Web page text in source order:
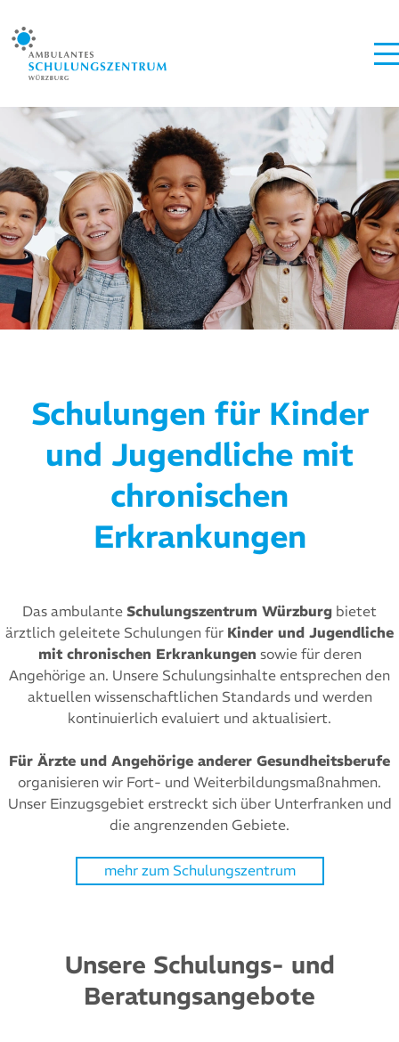
Schulungen für Kinder
und Jugendliche mit
chronischen
Erkrankungen
Das ambulante Schulungszentrum Würzburg bietet
ärztlich geleitete Schulungen für Kinder und Jugendliche
mit chronischen Erkrankungen sowie für deren
Angehörige an. Unsere Schulungsinhalte entsprechen den
aktuellen wissenschaftlichen Standards und werden
kontinuierlich evaluiert und aktualisiert.
Für Ärzte und Angehörige anderer Gesundheitsberufe
organisieren wir Fort- und Weiterbildungsmaßnahmen.
Unser Einzugsgebiet erstreckt sich über Unterfranken und
die angrenzenden Gebiete.
mehr zum Schulungszentrum
Unsere Schulungs- und
Beratungsangebote